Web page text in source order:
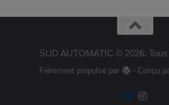
SUD AUTOMATIC © 2026.
Fièrement propulsé par - Conçu